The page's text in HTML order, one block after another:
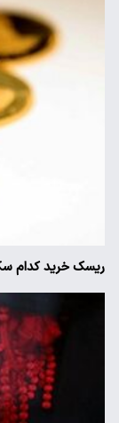
ریسک خرید کدام